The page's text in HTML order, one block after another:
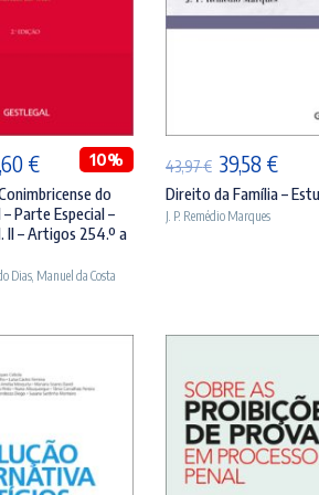
€.
€O
preço
atual
84,60 €.
10%
do
Parte Especial –
II – Artigos 254.º a
Dias Manuel da Costa
43,97€ O
preço
original
39,58 €O
Direito da Família –
J. P. Remédio Marques